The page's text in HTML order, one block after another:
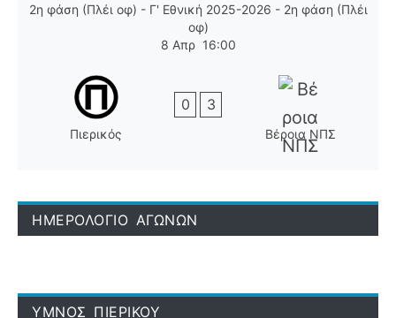
2η φάση (Πλέι οφ) - Γ' Εθνική 2025-2026 - 2η φάση (Πλέι
οφ)
8 Απρ 16:00
Πιερικός
0 3
Βέροια ΝΠΣ
ΗΜΕΡΟΛΟΓΙΟ ΑΓΩΝΩΝ
ΥΜΝΟΣ ΠΙΕΡΙΚΟΥ